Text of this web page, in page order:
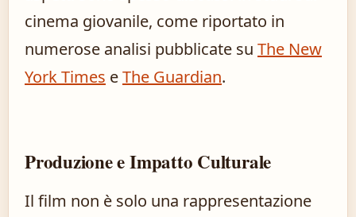
cinema giovanile, come riportato in
numerose analisi pubblicate su The New
York Times eThe Guardian.
Produzione e Impatto Culturale
Il film non è solo una rappresentazione